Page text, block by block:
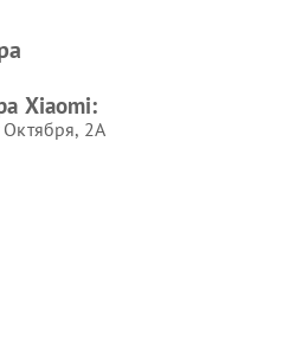
Ремонт смарт-часов Xiaomi
Xiaomi:
Октября, 2А